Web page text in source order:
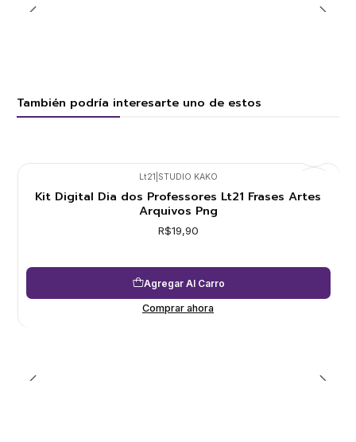
También podría interesarte uno de estos
Lt21 STUDIO KAKO
Kit Digital Dia dos Professores Lt21 Frases Artes
Arquivos Png
R$19,90
Agregar Al Carro
Comprar ahora